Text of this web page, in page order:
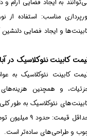
به ایجاد فضایی آرام
مناسب: استفاده از
و ایجاد فضایی
کابینت نئوکلاسیک در آبان
کابینت نئوکلاسیک به
نئوکلاسیک به طور
و طراحی‌های ساده‌تر است.